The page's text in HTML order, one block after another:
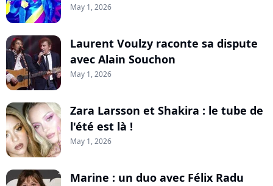
May 1, 2026
Laurent Voulzy raconte sa dispute
avec Alain Souchon
May 1, 2026
Zara Larsson et Shakira : le tube de
l'été est là !
May 1, 2026
Marine : un duo avec Félix Radu